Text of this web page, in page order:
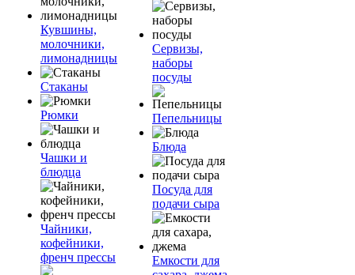
Кувшины,
молочники,
лимонадницы
Стаканы
Рюмки
Чашки и
блюдца
Чайники,
кофейники,
френч прессы
Сервизы,
наборы
посуды
Пепельницы
Блюда
Посуда для
подачи сыра
Емкости для